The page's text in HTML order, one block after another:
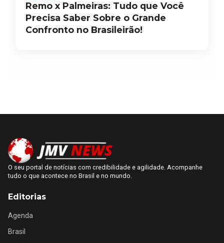
Remo x Palmeiras: Tudo que Você
Precisa Saber Sobre o Grande
Confronto no Brasileirão!
O seu portal de notícias com credibilidade e agilidade. Acompanhe
tudo o que acontece no Brasil e no mundo.
Editorias
Agenda
Brasil